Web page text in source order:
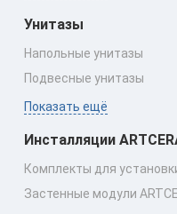
Унитазы
Напольные унитазы
Подвесные унитазы
Показать ещё
Инсталляции
Комплекты для
Застенные модули